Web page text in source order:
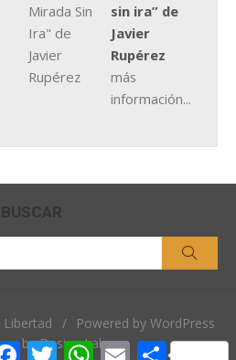
sin ira” de
Javier
Rupérez
más
información...
BUSCAR
/
Powered by WordPress
by Design Lab
Facebook
TwitterWhatsApp
EmailCompartir